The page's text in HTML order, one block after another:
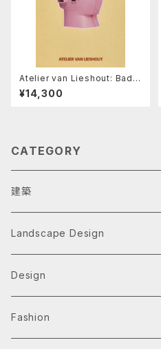
Atelier van Lieshout: Bad I
deas for Good Living
¥14,300
CATEGORY
建築
Architecture Monographs
Alvar Aalto
Arne Jacobsen
History & Reference
Av Monographs
Landscape Design
Design
Graphic
Fashion